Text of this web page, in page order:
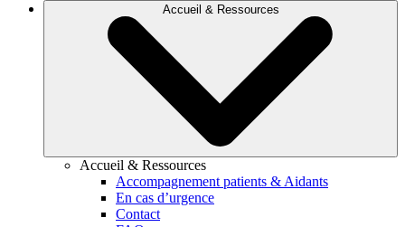
Accueil & Ressources
Accueil & Ressources
Accompagnement patients & Aidants
En cas d’urgence
Contact